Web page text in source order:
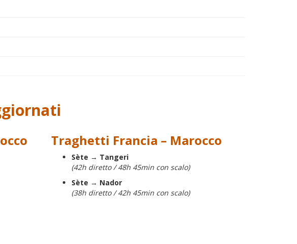
Traghetti Francia – Marocco
Sète → Tangeri
(42h diretto / 48h 45min con scalo)
Sète → Nador
(38h diretto / 42h 45min con scalo)